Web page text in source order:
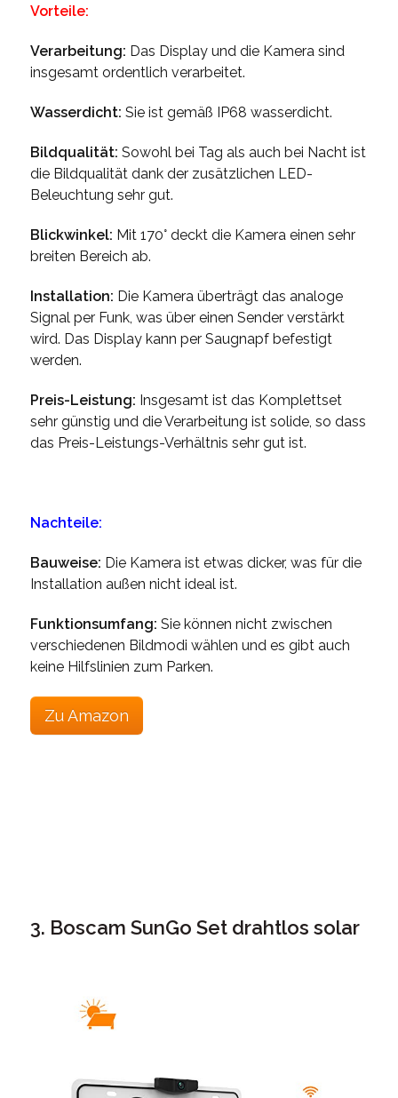
Vorteile:
Verarbeitung: Das Display und die Kamera sind
insgesamt ordentlich verarbeitet.
Wasserdicht: Sie ist gemäß IP68 wasserdicht.
Bildqualität: Sowohl bei Tag als auch bei Nacht ist
die Bildqualität dank der zusätzlichen LED-
Beleuchtung sehr gut.
Blickwinkel: Mit 170° deckt die Kamera einen sehr
breiten Bereich ab.
Installation: Die Kamera überträgt das analoge
Signal per Funk, was über einen Sender verstärkt
wird. Das Display kann per Saugnapf befestigt
werden.
Preis-Leistung: Insgesamt ist das Komplettset
sehr günstig und die Verarbeitung ist solide, so dass
das Preis-Leistungs-Verhältnis sehr gut ist.
Nachteile:
Bauweise: Die Kamera ist etwas dicker, was für die
Installation außen nicht ideal ist.
Funktionsumfang: Sie können nicht zwischen
verschiedenen Bildmodi wählen und es gibt auch
keine Hilfslinien zum Parken.
Zu Amazon
3. Boscam SunGo Set drahtlos solar